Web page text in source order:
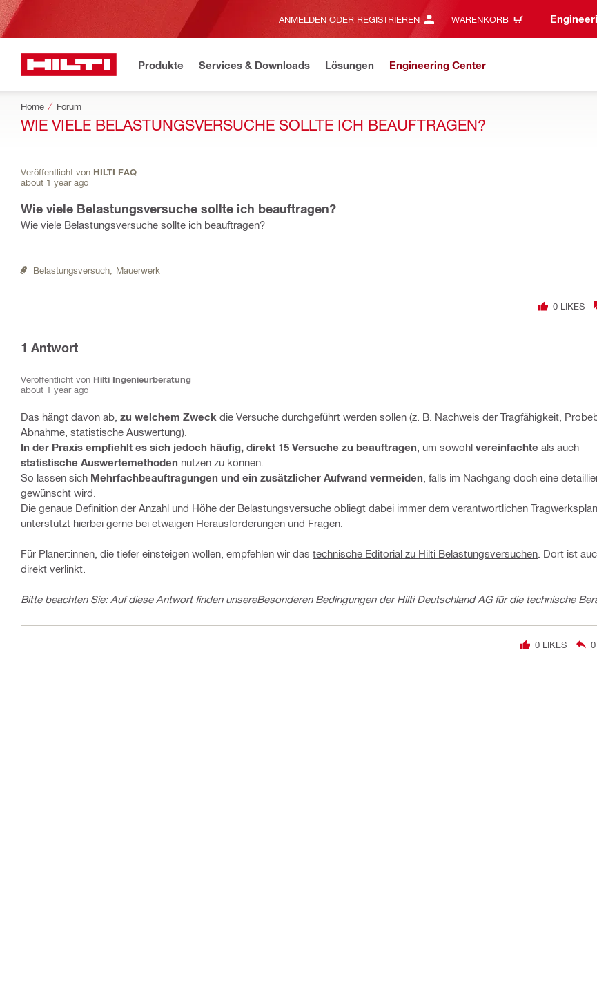
ANMELDEN ODER REGISTRIEREN WARENKORB
Produkte Services & Downloads Lösungen Engineering Center
Home Forum
WIE VIELE BELASTUNGSVERSUCHE SOLLTE ICH BEAUFTRAGEN?
Veröffentlicht von HILTI FAQ
about 1 year ago
Wie viele Belastungsversuche sollte ich beauftragen?
Wie viele Belastungsversuche sollte ich beauftragen?
Belastungsversuch, Mauerwerk
0LIKES
1 Antwort
Veröffentlicht von Hilti Ingenieurberatung
about 1 year ago
Das hängt davon ab, zu welchem Zweck die Versuche durchgeführt werden sollen (z. B. Nachweis der Tragfähigkeit,
Abnahme, statistische Auswertung).
In der Praxis empfiehlt es sich jedoch häufig, direkt 15 Versuche zu beauftragen , um sowohl vereinfachte als auch
statistische Auswertemethoden nutzen zu können.
So lassen sich Mehrfachbeauftragungen und ein zusätzlicher Aufwand vermeiden , falls im Nachgang doch eine
gewünscht wird.
Die genaue Definition der Anzahl und Höhe der Belastungsversuche obliegt dabei immer dem verantwortlichen
unterstützt hierbei gerne bei etwaigen Herausforderungen und Fragen.
Für Planer:innen, die tiefer einsteigen wollen, empfehlen wir das technische Editorial zu Hilti Belastungsversuchen . Dort ist
direkt verlinkt.
Bitte beachten Sie: Auf diese Antwort finden unsereBesonderen Bedingungen der Hilti Deutschland AG für die technische
0LIKES 0